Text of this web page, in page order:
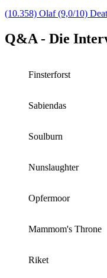
(10.358) Olaf (9,0/10)
Q&A - Die
Finsterforst
Sabiendas
Soulburn
Nunslaughter
Opfermoor
Mammom's Throne
Riket